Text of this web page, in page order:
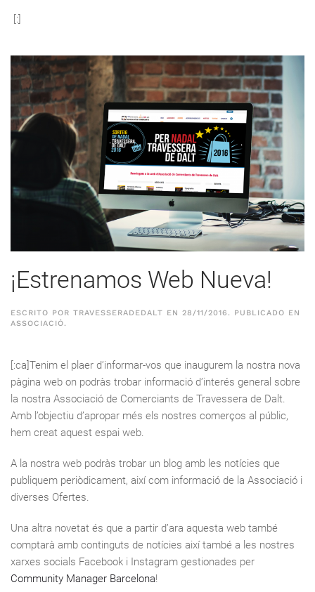
[:]
¡Estrenamos Web Nueva!
ESCRITO POR TRAVESSERADEDALT EN 28/11/2016 . PUBLICADO EN
ASSOCIACIÓ.
[:ca]Tenim el plaer d’informar-vos que inaugurem la nostra nova
pàgina web on podràs trobar informació d’interés general sobre
la nostra Associació de Comerciants de Travessera de Dalt.
Amb l’objectiu d’apropar més els nostres comerços al públic,
hem creat aquest espai web.
A la nostra web podràs trobar un blog amb les notícies que
publiquem periòdicament, així com informació de la Associació i
diverses Ofertes.
Una altra novetat és que a partir d’ara aquesta web també
comptarà amb continguts de notícies així també a les nostres
xarxes socials Facebook i Instagram gestionades per
Community Manager Barcelona!